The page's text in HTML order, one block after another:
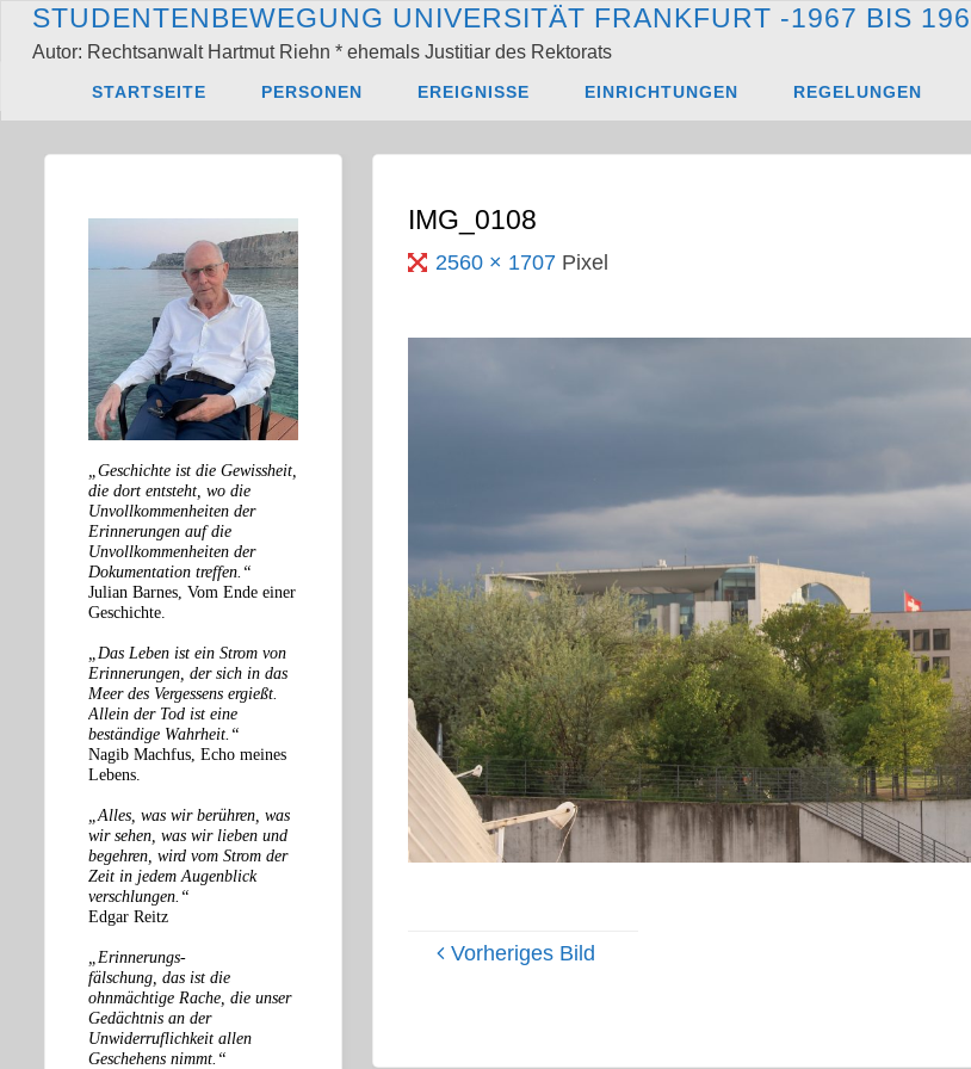
Zum
springen
STUDENTENBEWEGUNG UNIVERSITÄT FRANKFURT -1967 BIS 196
Autor: Rechtsanwalt Hartmut Riehn * ehemals Justitiar des Rektorats
STARTSEITE PERSONEN EREIGNISSE EINRICHTUNGEN REGELUNGEN
StartIMG_0108 IMG_0108
IMG_0108
Originalgröße
2560 × 1707 Pixel
Vorheriges Bild
„Geschichte ist die Gewissheit,
die dort entsteht, wo die
Unvollkommenheiten der
Erinnerungen auf die
Unvollkommenheiten der
Dokumentation treffen.“
Julian Barnes, Vom Ende einer
Geschichte.
„Das Leben ist ein Strom von
Erinnerungen, der sich in das
Meer des Vergessens ergießt.
Allein der Tod ist eine
beständige Wahrheit.“
Nagib Machfus, Echo meines
Lebens.
„Alles, was wir berühren, was
wir sehen, was wir lieben und
begehren, wird vom Strom der
Zeit in jedem Augenblick
verschlungen.“
Edgar Reitz
„Erinnerungs-
fälschung, das ist die
ohnmächtige Rache, die unser
Gedächtnis an der
Unwiderruflichkeit allen
Geschehens nimmt.“